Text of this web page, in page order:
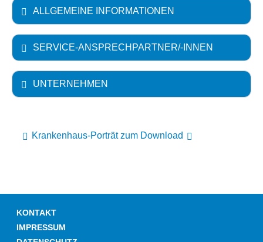
ALLGEMEINE INFORMATIONEN
SERVICE-ANSPRECHPARTNER/-INNEN
UNTERNEHMEN
Krankenhaus-Porträt zum Download
KONTAKT
IMPRESSUM